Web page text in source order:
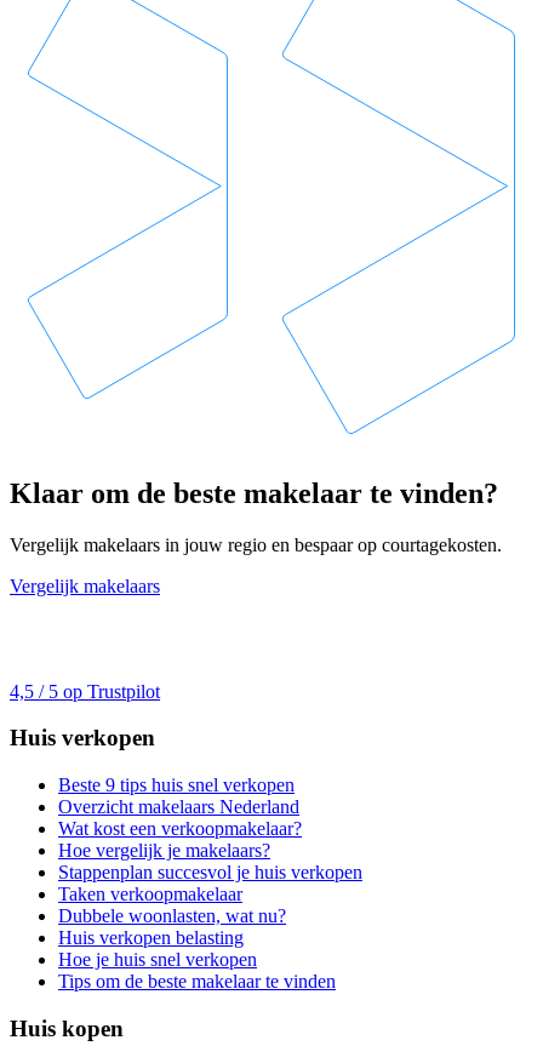
Klaar om de beste makelaar te vinden?
Vergelijk makelaars in jouw regio en bespaar op courtagekosten.
Vergelijk makelaars
4,5 / 5 op Trustpilot
Huis verkopen
Beste 9 tips huis snel verkopen
Overzicht makelaars Nederland
Wat kost een verkoopmakelaar?
Hoe vergelijk je makelaars?
Stappenplan succesvol je huis verkopen
Taken verkoopmakelaar
Dubbele woonlasten, wat nu?
Huis verkopen belasting
Hoe je huis snel verkopen
Tips om de beste makelaar te vinden
Huis kopen